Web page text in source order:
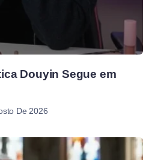
Douyin Segue em
De 2026